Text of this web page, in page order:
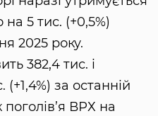
5 тис. (+0,5%)
2025 року.
382,4 тис. і
за останній
поголів’я ВРХ на